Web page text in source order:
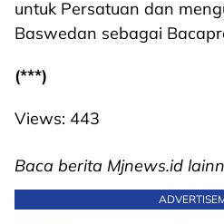
untuk Persatuan dan
Baswedan sebagai
(***)
Views: 443
Baca berita Mjnews.id